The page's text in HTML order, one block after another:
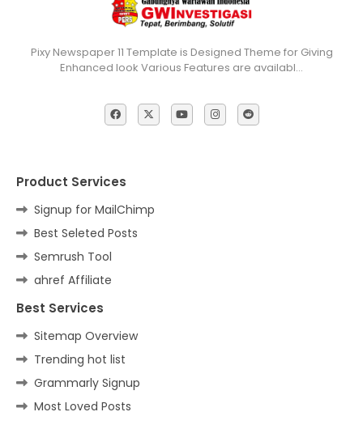
Pixy Newspaper 11 Template is Designed Theme for Giving
Enhanced look Various Features are availabl…
Product Services
Signup for MailChimp
Best Seleted Posts
Semrush Tool
ahref Affiliate
Best Services
Sitemap Overview
Trending hot list
Grammarly Signup
Most Loved Posts